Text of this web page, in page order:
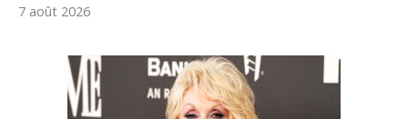
7 août 2026